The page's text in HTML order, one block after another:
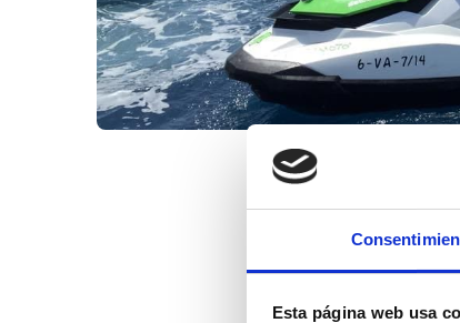
Esta página web usa